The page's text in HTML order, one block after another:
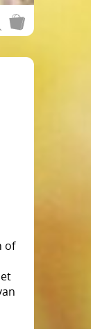
of